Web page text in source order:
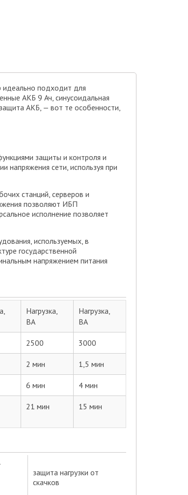
подходит для
АКБ 9 Ач, синусоидальная
АКБ, — вот те особенности,
защиты и контроля и
напряжения сети, используя при
станций, серверов и
позволяют ИБП
исполнение позволяет
используемых, в
государственной
напряжением питания
Нагрузка,
ВА
Нагрузка,
ВА
2500 3000
2 мин 1,5 мин
6 мин 4 мин
21 мин 15 мин
защита нагрузки от
скачков